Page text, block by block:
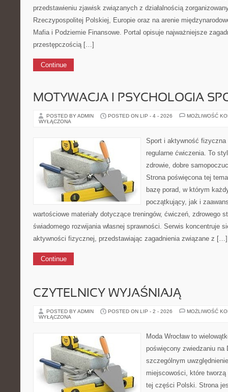
przedstawieniu zjawisk związanych z działalnością
Rzeczypospolitej Polskiej, Europie oraz na arenie
Mafia i Podziemie Finansowe. Portal opisuje najważniejsze
przestępczością […]
Continue
MOTYWACJA I PSYCHOLOGIA
POSTED BY ADMIN POSTED ON LIP - 4 - 2026
MOŻLIWOŚĆ
WYŁĄCZONA
Sport i aktywność
regularne ćwiczenia. To
zdrowie, dobre
Strona poświęcona tej
bazę porad, w którym
początkujący, jak i
wartościowe materiały dotyczące treningów, ćwiczeń, zdrowego
świadomego rozwijania własnej sprawności. Serwis koncentruje
aktywności fizycznej, przedstawiając zagadnienia związane z […]
Continue
CZYTELNICY WYJAŚNIAJĄ
POSTED BY ADMIN POSTED ON LIP - 2 - 2026
MOŻLIWOŚĆ
WYŁĄCZONA
Moda Wrocław to
poświęcony zwiedzaniu na
szczególnym
miejscowości, które
tej części Polski. Strona